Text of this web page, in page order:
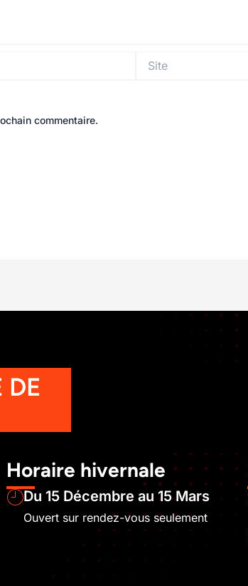
commentaire.
DE
Horaire hivernale
Du 15 Décembre au 15 Mars
Ouvert sur rendez-vous seulement